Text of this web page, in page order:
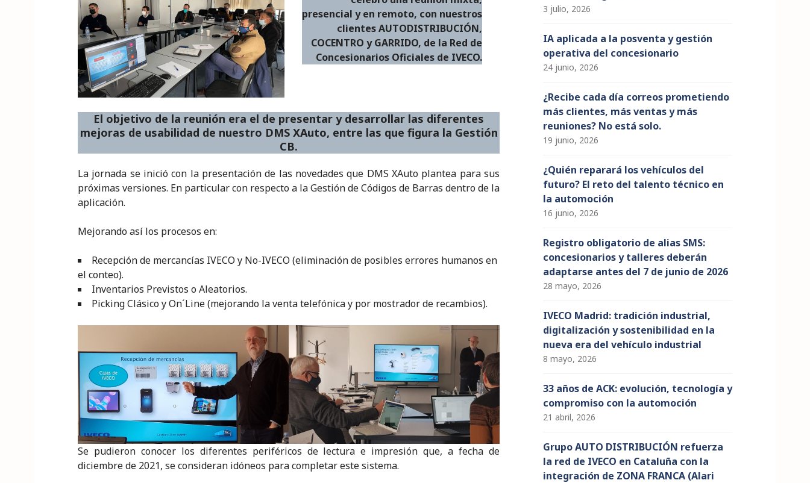
n o
o
k
p
p
presencial y en remoto, con nuestros
clientes AUTODISTRIBUCIÓN,
COCENTRO y GARRIDO, de la Red de
Concesionarios Oficiales de IVECO.
El objetivo de la reunión era el de presentar y desarrollar las diferentes
mejoras de usabilidad de nuestro DMS XAuto, entre las que figura la Gestión
CB.
La jornada se inició con la presentación de las novedades que DMS XAuto plantea para sus
próximas versiones. En particular con respecto a la Gestión de Códigos de Barras dentro de la
aplicación.
Mejorando así los procesos en:
Recepción de mercancías IVECO y No-IVECO (eliminación de posibles errores humanos en
el conteo).
Inventarios Previstos o Aleatorios.
Picking Clásico y On´Line (mejorando la venta telefónica y por mostrador de recambios).
Se pudieron conocer los diferentes periféricos de lectura e impresión que, a fecha de
diciembre de 2021, se consideran idóneos para completar este sistema.
3 julio, 2026
IA aplicada a la posventa y gestión
operativa del concesionario
24 junio, 2026
¿Recibe cada día correos prometiendo
más clientes, más ventas y más
reuniones? No está solo.
19 junio, 2026
¿Quién reparará los vehículos del
futuro? El reto del talento técnico en
la automoción
16 junio, 2026
Registro obligatorio de alias SMS:
concesionarios y talleres deberán
adaptarse antes del 7 de junio de 2026
28 mayo, 2026
IVECO Madrid: tradición industrial,
digitalización y sostenibilidad en la
nueva era del vehículo industrial
8 mayo, 2026
33 años de ACK: evolución, tecnología y
compromiso con la automoción
21 abril, 2026
Grupo AUTO DISTRIBUCIÓN refuerza
la red de IVECO en Cataluña con la
integración de ZONA FRANCA (Alari